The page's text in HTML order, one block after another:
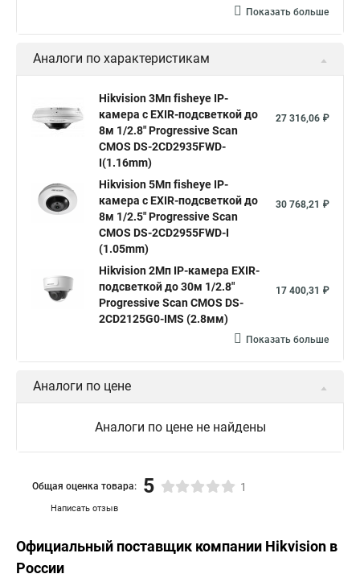
Камера Hikvision ds 2ce16d8t
Видеокамера hikvision hiwatch
Камера Hikvision ds 2cd2442fwd
Уличная камера Hikvision ip camera
Hikvision поворотная камера Hikvision купольная
Нikvision микрофон Hikvision поворотная
Hikvision порты
Показать больше
Аналоги по характеристикам
Hikvision 3Мп fisheye IP-
камера c EXIR-подсветкой до
8м 1/2.8" Progressive Scan
CMOS DS-2CD2935FWD-
I(1.16mm)
27 316,06 ₽
Hikvision 5Мп fisheye IP-
камера c EXIR-подсветкой до
8м 1/2.5" Progressive Scan
CMOS DS-2CD2955FWD-I
(1.05mm)
30 768,21 ₽
Hikvision 2Мп IP-камера EXIR-
подсветкой до 30м 1/2.8"
Progressive Scan CMOS DS-
2CD2125G0-IMS (2.8мм)
17 400,31 ₽
Показать больше
Аналоги по цене
Аналоги по цене не найдены
Написать отзыв
Общая оценка товара: 5 1
Официальный поставщик компании Hikvision в
России